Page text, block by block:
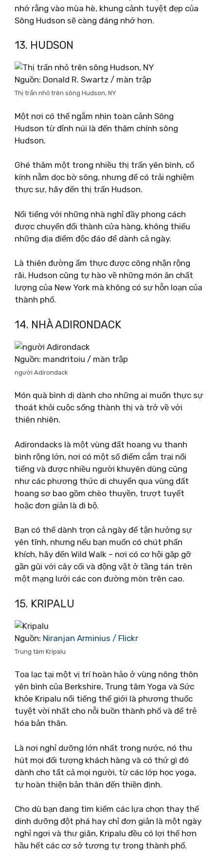
nhớ rằng vào mùa hè, khung cảnh tuyệt đẹp của
Sông Hudson sẽ càng đáng nhớ hơn.
13. HUDSON
Nguồn: Donald R. Swartz / màn trập
Thị trấn nhỏ trên sông Hudson, NY
Một nơi có thể ngắm nhìn toàn cảnh Sông
Hudson từ đỉnh núi là đến thăm chính sông
Hudson.
Ghé thăm một trong nhiều thị trấn yên bình, cổ
kính nằm dọc bờ sông, nhưng để có trải nghiệm
thực sự, hãy đến thị trấn Hudson.
Nổi tiếng với những nhà nghỉ đầy phong cách
được chuyển đổi thành cửa hàng, không thiếu
những địa điểm độc đáo để dành cả ngày.
Là thiên đường ẩm thực được công nhận rộng
rãi, Hudson cũng tự hào về những món ăn chất
lượng của New York mà không có sự hỗn loạn của
thành phố.
14. NHÀ ADIRONDACK
Nguồn: mandritoiu / màn trập
người Adirondack
Món quà bình dị dành cho những ai muốn thực sự
thoát khỏi cuộc sống thành thị và trở về với
thiên nhiên.
Adirondacks là một vùng đất hoang vu thanh
bình rộng lớn, nơi có một số điểm cắm trại nổi
tiếng và được nhiều người khuyên dùng cũng
như các phương thức di chuyển qua vùng đất
hoang sơ bao gồm chèo thuyền, trượt tuyết
hoặc đơn giản là đi bộ.
Bạn có thể dành trọn cả ngày để tận hưởng sự
yên tĩnh, nhưng nếu bạn muốn có chút phấn
khích, hãy đến Wild Walk – nơi có cơ hội gặp gỡ
gần gũi với cây cối và động vật ở tầng tán trên
một mạng lưới các con đường mòn trên cao.
15. KRIPALU
Nguồn: Niranjan Arminius / Flickr
Trung tâm Kripalu
Tọa lạc tại một vị trí hoàn hảo ở vùng nông thôn
yên bình của Berkshire, Trung tâm Yoga và Sức
khỏe Kripalu nổi tiếng thế giới là phương thuốc
tuyệt vời nhất cho nỗi buồn thành phố và để trẻ
hóa bản thân.
Là nơi nghỉ dưỡng lớn nhất trong nước, nó thu
hút mọi đối tượng khách hàng và có thứ gì đó
dành cho tất cả mọi người, từ các lớp học yoga,
tự hoàn thiện bản thân đến thiền định.
Cho dù bạn đang tìm kiếm các lựa chọn thay thế
dinh dưỡng đột phá hay chỉ đơn giản là một ngày
nghỉ ngơi và thư giãn, Kripalu đều có lợi thế hơn
hầu hết các cơ sở tương tự trong thành phố.